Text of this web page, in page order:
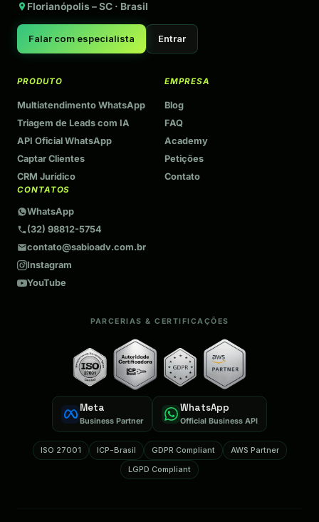
Florianópolis – SC · Brasil
Falar com especialista Entrar
PARCERIAS & CERTIFICAÇÕES
Meta
Business Partner
WhatsApp
Official Business API
ISO 27001 ICP-Brasil GDPR Compliant
AWS Partner
LGPD Compliant
PRODUTO
Multiatendimento WhatsApp
Triagem de Leads com IA
API Oficial WhatsApp
Captar Clientes
CRM Jurídico
EMPRESA
Blog
FAQ
Academy
Petições
Contato
CONTATOS
WhatsApp
(32) 98812-5754
contato@sabioadv.com.br
Instagram
YouTube